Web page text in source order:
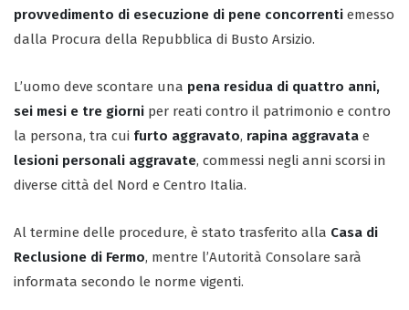
provvedimento di esecuzione di pene concorrenti emesso
dalla Procura della Repubblica di Busto Arsizio.
L’uomo deve scontare una pena residua di quattro anni,
sei mesi e tre giorni per reati contro il patrimonio e contro
la persona, tra cui furto aggravato, rapina aggravata e
lesioni personali aggravate, commessi negli anni scorsi in
diverse città del Nord e Centro Italia.
Al termine delle procedure, è stato trasferito alla Casa di
Reclusione di Fermo, mentre l’Autorità Consolare sarà
informata secondo le norme vigenti.